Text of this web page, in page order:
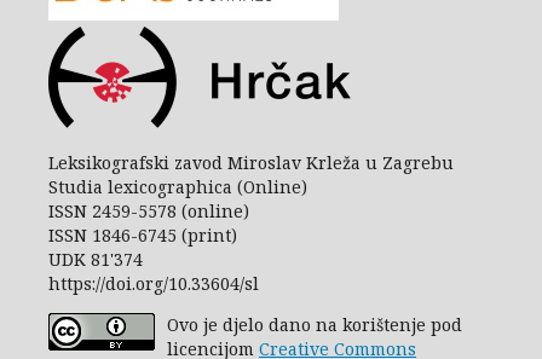
Leksikografski zavod Miroslav Krleža u Zagrebu
Studia lexicographica (Online)
ISSN 2459-5578 (online)
ISSN 1846-6745 (print)
UDK 81'374
https://doi.org/10.33604/sl
Ovo je djelo dano na korištenje pod
licencijom Creative Commons